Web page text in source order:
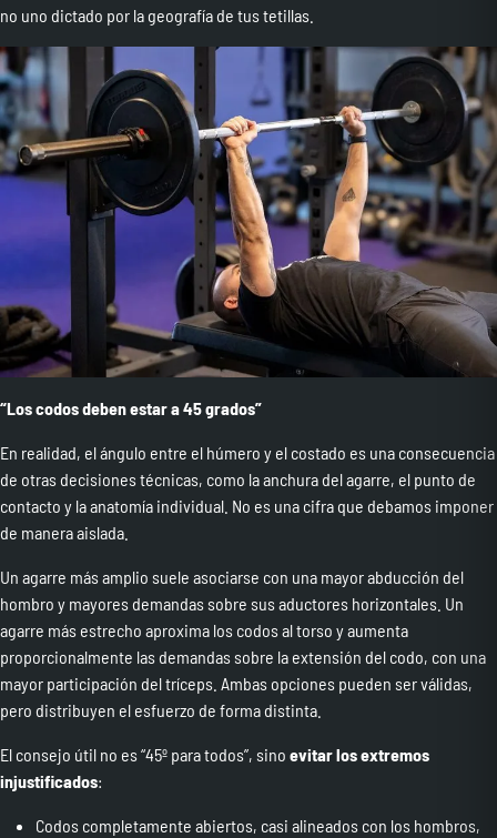
no uno dictado por la geografía de tus tetillas.
“Los codos deben estar a 45 grados”
En realidad, el ángulo entre el húmero y el costado es una consecuencia
de otras decisiones técnicas, como la anchura del agarre, el punto de
contacto y la anatomía individual. No es una cifra que debamos imponer
de manera aislada.
Un agarre más amplio suele asociarse con una mayor abducción del
hombro y mayores demandas sobre sus aductores horizontales. Un
agarre más estrecho aproxima los codos al torso y aumenta
proporcionalmente las demandas sobre la extensión del codo, con una
mayor participación del tríceps. Ambas opciones pueden ser válidas,
pero distribuyen el esfuerzo de forma distinta.
El consejo útil no es “45º para todos”, sino evitar los extremos
injustificados:
Codos completamente abiertos, casi alineados con los hombros,